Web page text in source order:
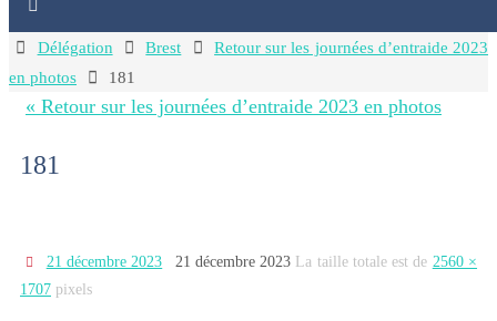
HomeDélégation Brest
Retour sur les journées d’entraide 2023
en photos
181
« Retour sur les journées d’entraide 2023 en photos
181
21 décembre 2023 21 décembre 2023 La taille totale est de 2560 ×
1707 pixels